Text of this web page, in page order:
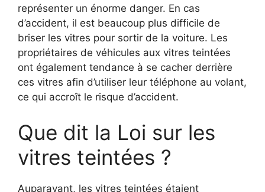
représenter un énorme danger. En cas
d’accident, il est beaucoup plus difficile de
briser les vitres pour sortir de la voiture. Les
propriétaires de véhicules aux vitres teintées
ont également tendance à se cacher derrière
ces vitres afin d’utiliser leur téléphone au volant,
ce qui accroît le risque d’accident.
Que dit la Loi sur les
vitres teintées ?
Auparavant, les vitres teintées étaient